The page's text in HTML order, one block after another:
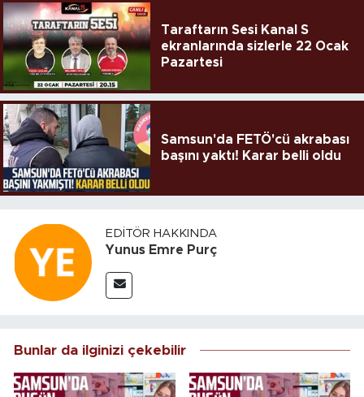
Taraftarın Sesi Kanal S
ekranlarında sizlerle 22 Ocak
Pazartesi
Samsun'da FETÖ'cü akrabası
başını yaktı! Karar belli oldu
EDITÖR HAKKINDA
Yunus Emre Purç
Bunlar da ilginizi çekebilir